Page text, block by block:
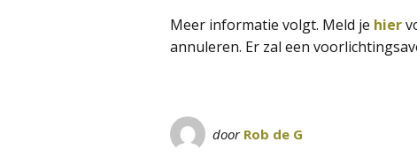
Meer informatie volgt. Meld je hier
annuleren. Er zal een
door Rob de G